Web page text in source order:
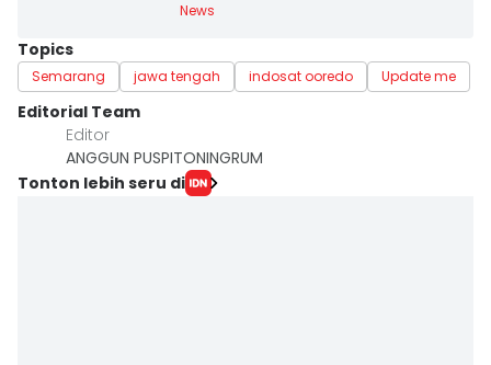
News
Topics
Semarang jawa tengah indosat ooredo Update me
Editorial Team
Editor
ANGGUN PUSPITONINGRUM
Tonton lebih seru di